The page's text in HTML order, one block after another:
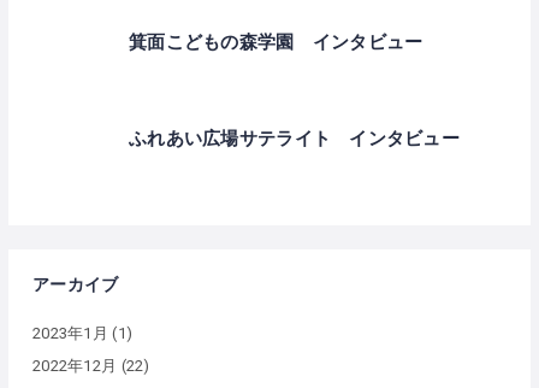
箕面こどもの森学園 インタビュー
ふれあい広場サテライト インタビュー
アーカイブ
2023年1月 (1)
2022年12月 (22)